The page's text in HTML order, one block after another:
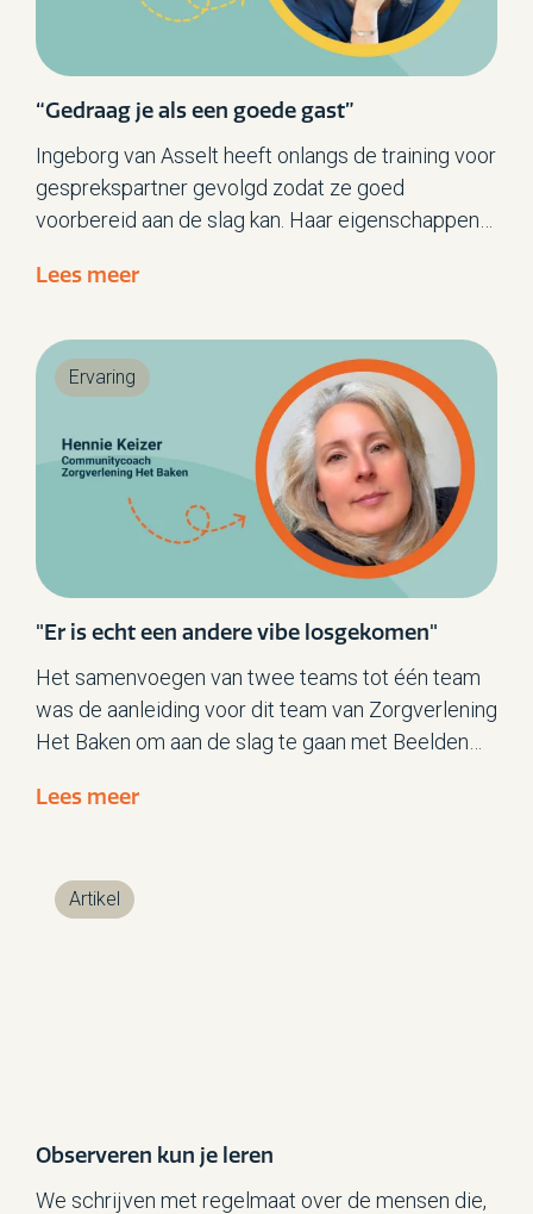
“Gedraag je als een goede gast”
Ingeborg van Asselt heeft onlangs de training voor
gesprekspartner gevolgd zodat ze goed
voorbereid aan de slag kan. Haar eigenschappen
gesprekspartner maar er zijn wel een aantal
geven van een beeld van de kwaliteit. We werken
niet naar een doel toe. Het beeld is het doel.
Hierbij is de reflectie op basis van feitelijke,
concrete situaties uit het observatieverslag,
leidend.”
Lees meer
"Er is echt een andere vibe losgekomen"
Het samenvoegen van twee teams tot één team
was de aanleiding voor dit team van Zorgverlening
Het Baken om aan de slag te gaan met Beelden
“Het ging niet alleen om hoe we als teamleden
Lees meer
Ervaring
Observeren kun je leren
We schrijven met regelmaat over de mensen die,
Artikel